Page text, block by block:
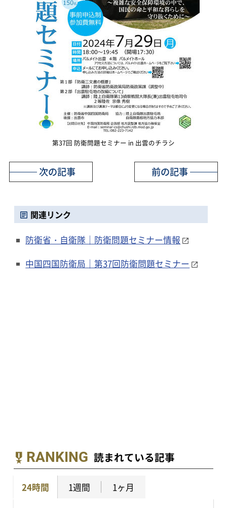
第37回 防衛問題セミナー in 出雲のチラシ
前の記事
次の記事
関連リンク
防衛省・自衛隊｜防衛問題セミナー情報
中国四国防衛局｜第37回防衛問題セミナー
RANKING 読まれている記事
24時間 1週間 1ヶ月